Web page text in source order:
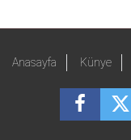
Anasayfa Künye